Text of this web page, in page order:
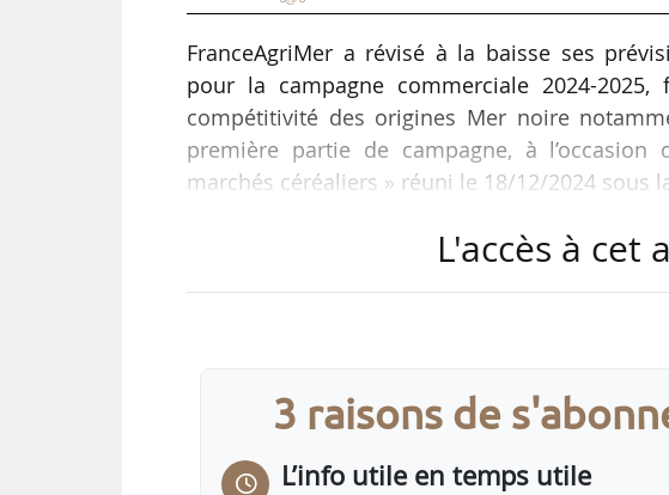
FranceAgriMer a révisé à la baisse ses
pour la campagne commerciale 2024-
compétitivité des origines Mer noire
première partie de campagne, à
marchés céréaliers » réuni le 18/12/2024 sous
Les prévisions d’exportations françaises de
Les prévisions d’exportations d’orge sont
L'accès à cet
3 raisons de
L’info utile en temps utile